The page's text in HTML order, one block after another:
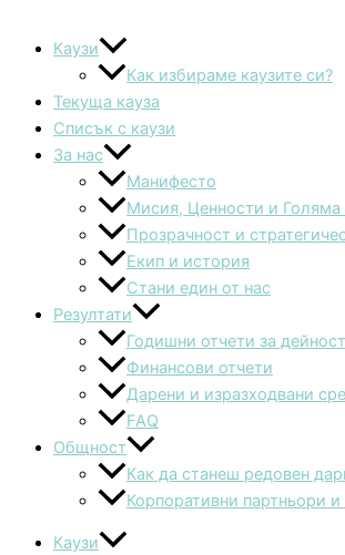
Каузи
Как избираме каузите си?
Текуща кауза
Списък с каузи
За нас
Манифесто
Мисия, Ценности и Голяма
Прозрачност и
Екип и история
Стани един от нас
Резултати
Годишни отчети за
Финансови отчети
Дарени и изразходвани
FAQ
Общност
Как да станеш редовен
Корпоративни партньори и
Каузи